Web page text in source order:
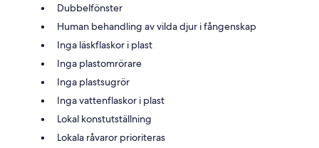
Dubbelfönster
Human behandling av vilda djur i fångenskap
Inga läskflaskor i plast
Inga plastomrörare
Inga plastsugrör
Inga vattenflaskor i plast
Lokal konstutställning
Lokala råvaror prioriteras